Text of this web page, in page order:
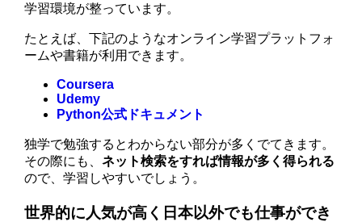
学習環境が整っています。
たとえば、下記のようなオンライン学習プラットフォ
ームや書籍が利用できます。
Coursera
Udemy
Python公式ドキュメント
独学で勉強するとわからない部分が多くでてきます。
その際にも、ネット検索をすれば情報が多く得られる
ので、学習しやすいでしょう。
世界的に人気が高く日本以外でも仕事ができ